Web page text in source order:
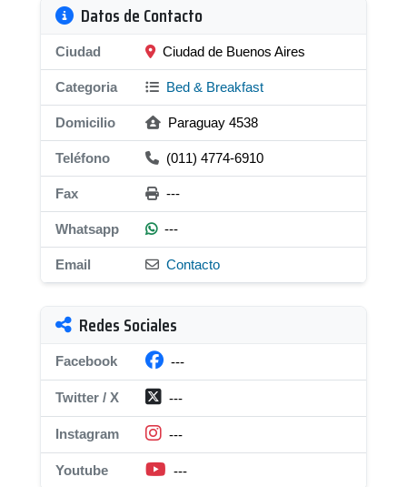
Datos de Contacto
Ciudad Ciudad de Buenos Aires
Categoria Bed & Breakfast
Domicilio Paraguay 4538
Teléfono (011) 4774-6910
Fax ---
Whatsapp ---
Email Contacto
Redes Sociales
Facebook ---
Twitter / X ---
Instagram ---
Youtube ---